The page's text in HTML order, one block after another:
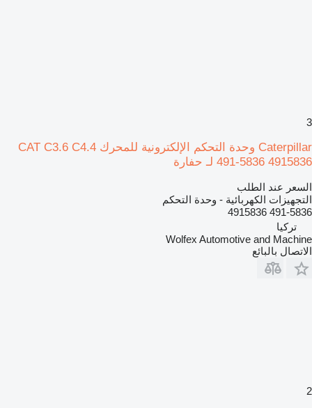
3
Caterpillar وحدة التحكم الإلكترونية للمحرك CAT C3.6 C4.4
491-5836 4915836 لـ حفارة
السعر عند الطلب
التجهيزات الكهربائية - وحدة التحكم
491-5836 4915836
تركيا
Wolfex Automotive and Machine
الاتصال بالبائع
2